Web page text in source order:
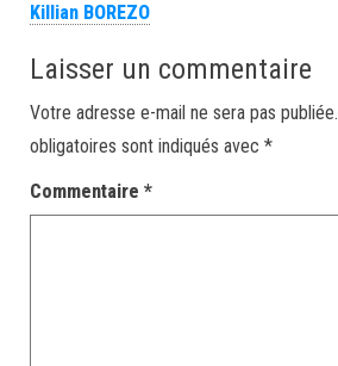
Killian BOREZO
Laisser un commentaire
Votre adresse e-mail ne sera pas publiée.
obligatoires sont indiqués avec *
Commentaire *